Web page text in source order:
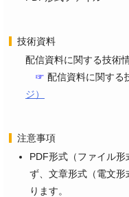
技術資料
配信資料に関する技術
☞ 配信資料に関する
ジ）
注意事項
PDF形式（ファイル
ず、文章形式（電文
ります。